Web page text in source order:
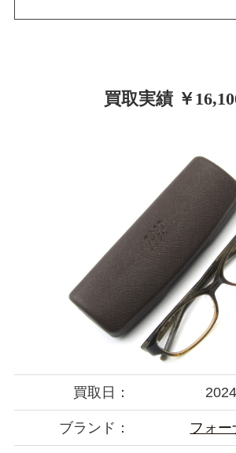
買取実績 ￥
買取日：
ブランド： フォ